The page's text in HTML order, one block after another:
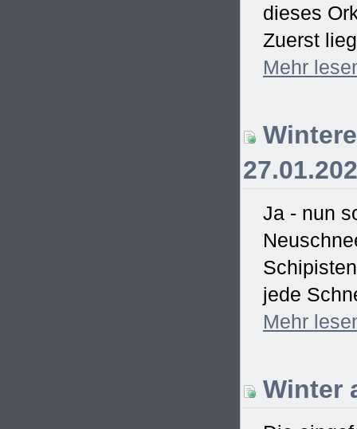
dieses
Zuerst
Mehr
Ja - nun
jede
Mehr
Winter